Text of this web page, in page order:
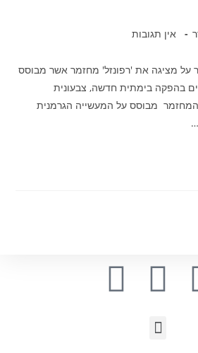
אין תגובות
על מציגה את 'רפונזל' מחזמר אשר מבוסס
בהפקה בימתית חדשה, צבעונית
מבוסס על המעשייה הגרמנית